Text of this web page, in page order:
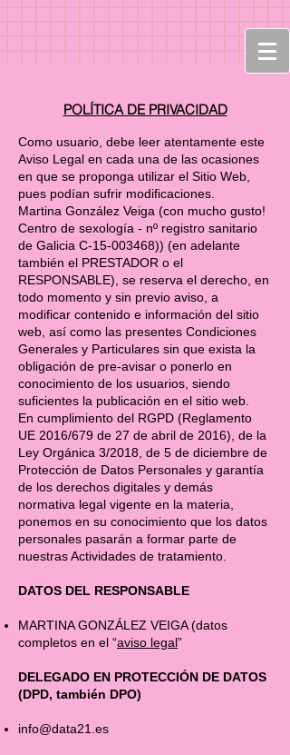
POLÍTICA DE PRIVACIDAD
Como usuario, debe leer atentamente este
Aviso Legal en cada una de las ocasiones
en que se proponga utilizar el Sitio Web,
pues podían sufrir modificaciones.
Martina González Veiga (con mucho gusto!
Centro de sexología - nº registro sanitario
de Galicia C-15-003468)) (en adelante
también el PRESTADOR o el
RESPONSABLE), se reserva el derecho, en
todo momento y sin previo aviso, a
modificar contenido e información del sitio
web, así como las presentes Condiciones
Generales y Particulares sin que exista la
obligación de pre-avisar o ponerlo en
conocimiento de los usuarios, siendo
suficientes la publicación en el sitio web.
En cumplimiento del RGPD (Reglamento
UE 2016/679 de 27 de abril de 2016), de la
Ley Orgánica 3/2018, de 5 de diciembre de
Protección de Datos Personales y garantía
de los derechos digitales y demás
normativa legal vigente en la materia,
ponemos en su conocimiento que los datos
personales pasarán a formar parte de
nuestras Actividades de tratamiento.
DATOS DEL RESPONSABLE
MARTINA GONZÁLEZ VEIGA (datos
completos en el “aviso legal”
DELEGADO EN PROTECCIÓN DE DATOS
(DPD, también DPO)
info@data21.es